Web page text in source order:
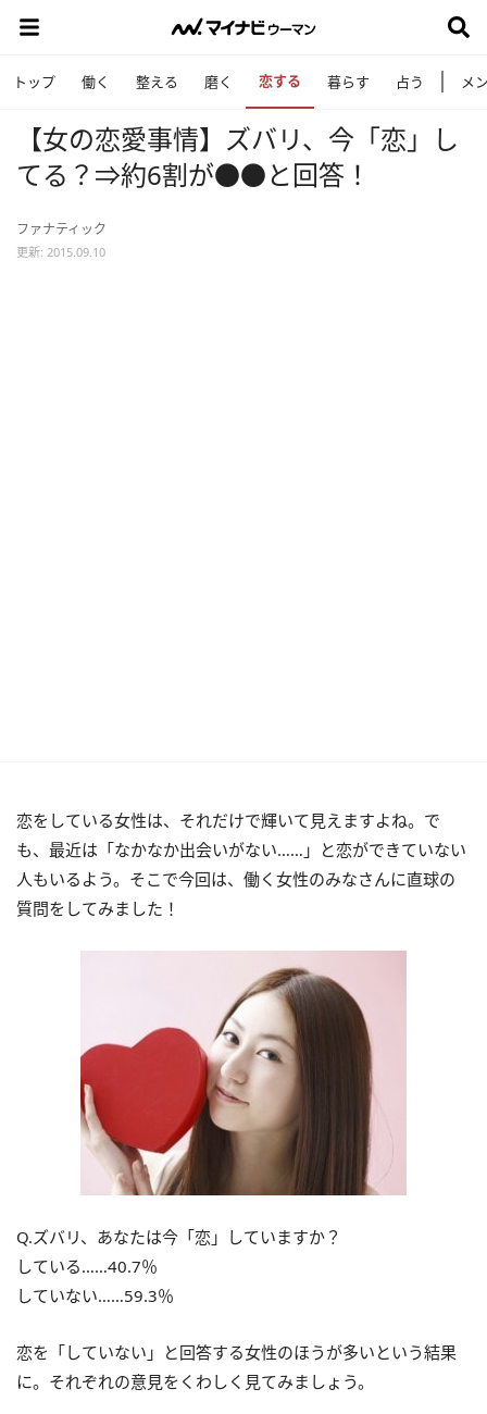
トップ 働く 整える 磨く 恋する 暮らす 占う メ
【女の恋愛事情】ズバリ、今「恋」し
てる？⇒約6割が●●と回答！
ファナティック
更新: 2015.09.10
恋をしている女性は、それだけで輝いて見えますよね。で
も、最近は「なかなか出会いがない……」と恋ができていない
人もいるよう。そこで今回は、働く女性のみなさんに直球の
質問をしてみました！
Q.ズバリ、あなたは今「恋」していますか？
している……40.7％
していない……59.3％
恋を「していない」と回答する女性のほうが多いという結果
に。それぞれの意見をくわしく見てみましょう。